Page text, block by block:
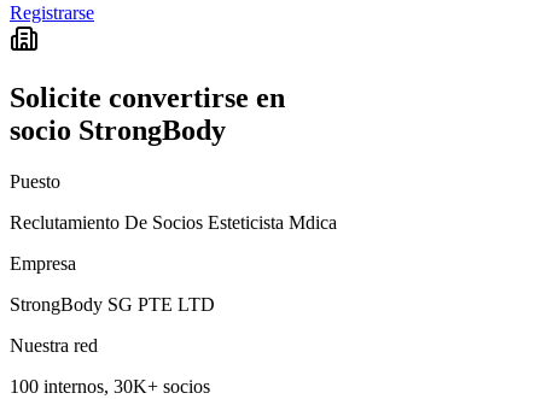
Registrarse
Solicite convertirse en
socio StrongBody
Puesto
Reclutamiento De Socios Esteticista Mdica
Empresa
StrongBody SG PTE LTD
Nuestra red
100 internos, 30K+ socios